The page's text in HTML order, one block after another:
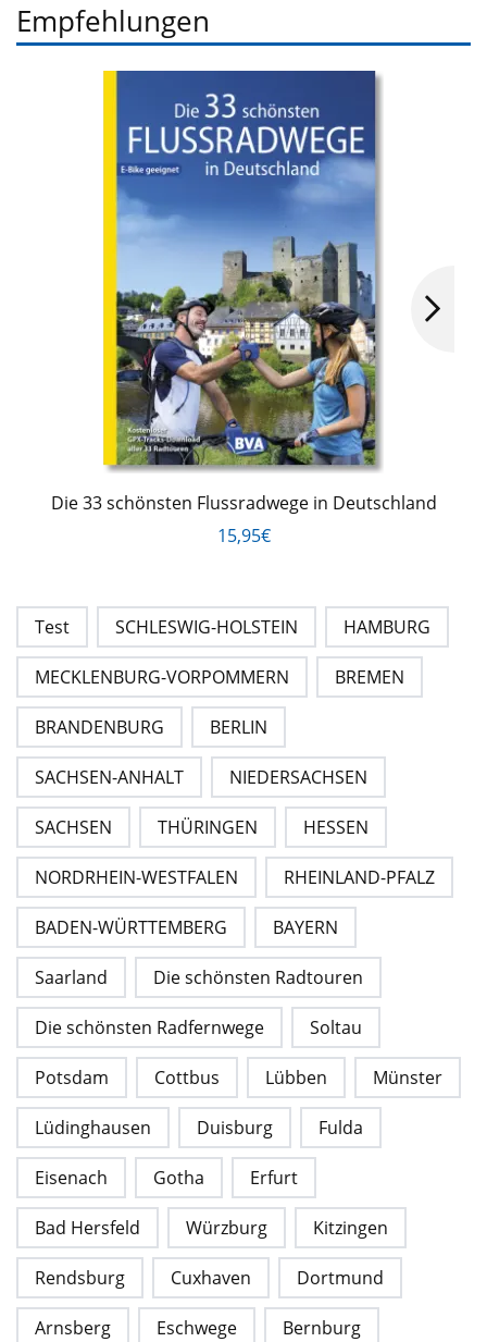
Empfehlungen
Die 33 schönsten Flussradwege in Deutschland
15,95€
Test SCHLESWIG-HOLSTEIN HAMBURG
MECKLENBURG-VORPOMMERN BREMEN
BRANDENBURG BERLIN
SACHSEN-ANHALT NIEDERSACHSEN
SACHSEN THÜRINGEN HESSEN
NORDRHEIN-WESTFALEN RHEINLAND-PFALZ
BADEN-WÜRTTEMBERG BAYERN
Saarland Die schönsten Radtouren
Die schönsten Radfernwege Soltau
Potsdam Cottbus Lübben Münster
Lüdinghausen Duisburg Fulda
Eisenach Gotha Erfurt
Bad Hersfeld Würzburg Kitzingen
Rendsburg Cuxhaven Dortmund
Arnsberg Eschwege Bernburg